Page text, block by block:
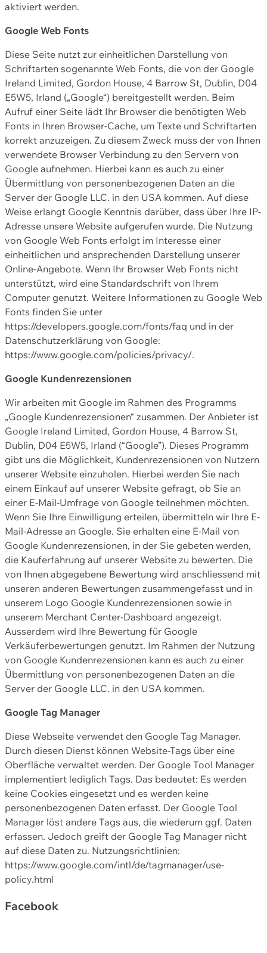
aktiviert werden.
Google Web Fonts
Diese Seite nutzt zur einheitlichen Darstellung von
Schriftarten sogenannte Web Fonts, die von der Google
Ireland Limited, Gordon House, 4 Barrow St, Dublin, D04
E5W5, Irland („Google“) bereitgestellt werden. Beim
Aufruf einer Seite lädt Ihr Browser die benötigten Web
Fonts in Ihren Browser-Cache, um Texte und Schriftarten
korrekt anzuzeigen. Zu diesem Zweck muss der von Ihnen
verwendete Browser Verbindung zu den Servern von
Google aufnehmen. Hierbei kann es auch zu einer
Übermittlung von personenbezogenen Daten an die
Server der Google LLC. in den USA kommen. Auf diese
Weise erlangt Google Kenntnis darüber, dass über Ihre IP-
Adresse unsere Website aufgerufen wurde. Die Nutzung
von Google Web Fonts erfolgt im Interesse einer
einheitlichen und ansprechenden Darstellung unserer
Online-Angebote. Wenn Ihr Browser Web Fonts nicht
unterstützt, wird eine Standardschrift von Ihrem
Computer genutzt. Weitere Informationen zu Google Web
Fonts finden Sie unter
https://developers.google.com/fonts/faq und in der
Datenschutzerklärung von Google:
https://www.google.com/policies/privacy/.
Google Kundenrezensionen
Wir arbeiten mit Google im Rahmen des Programms
„Google Kundenrezensionen“ zusammen. Der Anbieter ist
Google Ireland Limited, Gordon House, 4 Barrow St,
Dublin, D04 E5W5, Irland (“Google”). Dieses Programm
gibt uns die Möglichkeit, Kundenrezensionen von Nutzern
unserer Website einzuholen. Hierbei werden Sie nach
einem Einkauf auf unserer Website gefragt, ob Sie an
einer E-Mail-Umfrage von Google teilnehmen möchten.
Wenn Sie Ihre Einwilligung erteilen, übermitteln wir Ihre E-
Mail-Adresse an Google. Sie erhalten eine E-Mail von
Google Kundenrezensionen, in der Sie gebeten werden,
die Kauferfahrung auf unserer Website zu bewerten. Die
von Ihnen abgegebene Bewertung wird anschliessend mit
unseren anderen Bewertungen zusammengefasst und in
unserem Logo Google Kundenrezensionen sowie in
unserem Merchant Center-Dashboard angezeigt.
Ausserdem wird Ihre Bewertung für Google
Verkäuferbewertungen genutzt. Im Rahmen der Nutzung
von Google Kundenrezensionen kann es auch zu einer
Übermittlung von personenbezogenen Daten an die
Server der Google LLC. in den USA kommen.
Google Tag Manager
Diese Webseite verwendet den Google Tag Manager.
Durch diesen Dienst können Website-Tags über eine
Oberfläche verwaltet werden. Der Google Tool Manager
implementiert lediglich Tags. Das bedeutet: Es werden
keine Cookies eingesetzt und es werden keine
personenbezogenen Daten erfasst. Der Google Tool
Manager löst andere Tags aus, die wiederum ggf. Daten
erfassen. Jedoch greift der Google Tag Manager nicht
auf diese Daten zu. Nutzungsrichtlinien:
https://www.google.com/intl/de/tagmanager/use-
policy.html
Facebook